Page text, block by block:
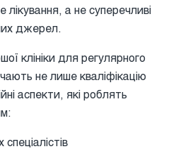
а не суперечливі
джерел.
клініки для регулярного
не лише кваліфікацію
аспекти, які роблять